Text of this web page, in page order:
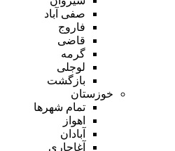
صفی آباد
فاروج
قاضی
گرمه
لوجلی
بازگشت
خوزستان
تمام شهر‌ها
اهواز
آبادان
آغاجاری